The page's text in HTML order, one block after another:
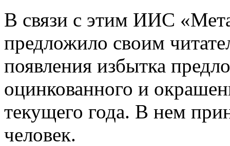
В связи с этим ИИС
предложило своим
появления избытка
оцинкованного и
текущего года. В нем
человек.